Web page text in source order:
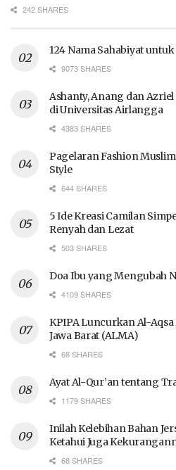
242 SHARES
124 Nama Sahabiyat
9073 SHARES
Ashanty, Anang dan
di Universitas Airlangga
4383 SHARES
Pagelaran Fashion
Style
644 SHARES
5 Ide Kreasi Camilan
Renyah dan Lezat
503 SHARES
Doa Ibu yang Mengubah
4109 SHARES
KPIPA Luncurkan Al-
Jawa Barat (ALMA)
68 SHARES
Ayat Al-Qur’an tentang
1179 SHARES
Inilah Kelebihan Bahan
Ketahui Juga
68 SHARES